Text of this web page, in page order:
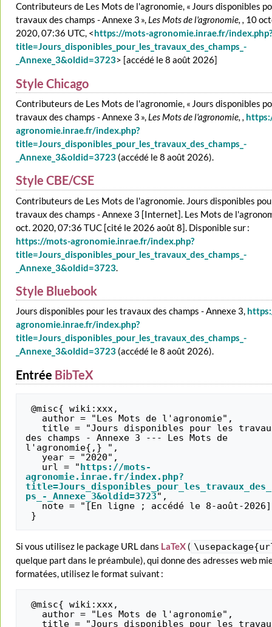
Contributeurs de Les Mots de l'agronomie, « Jours disponibles
travaux des champs - Annexe 3 », Les Mots de l'agronomie, , 10
2020, 07:36 UTC, <https://mots-agronomie.inrae.fr/
title=Jours_disponibles_pour_les_travaux_des_champs_-
_Annexe_3&oldid=3723> [accédé le 8 août 2026]
Style Chicago
Contributeurs de Les Mots de l'agronomie, « Jours disponibles
travaux des champs - Annexe 3 », Les Mots de l'agronomie, ,
agronomie.inrae.fr/index.php?
title=Jours_disponibles_pour_les_travaux_des_champs_-
_Annexe_3&oldid=3723 (accédé le 8 août 2026).
Style CBE/CSE
Contributeurs de Les Mots de l'agronomie. Jours disponibles
travaux des champs - Annexe 3 [Internet]. Les Mots de
oct. 2020, 07:36 TUC [cité le 2026 août 8]. Disponible sur :
https://mots-agronomie.inrae.fr/index.php?
title=Jours_disponibles_pour_les_travaux_des_champs_-
_Annexe_3&oldid=3723.
Style Bluebook
Jours disponibles pour les travaux des champs - Annexe 3,
agronomie.inrae.fr/index.php?
title=Jours_disponibles_pour_les_travaux_des_champs_-
_Annexe_3&oldid=3723 (accédé le 8 août 2026).
Entrée BibTeX
@misc{ wiki:xxx,
des champs - Annexe 3 --- Les Mots de
l'agronomie{,} ",
   url = "
https://mots-
agronomie.inrae.fr/index.php?
ps_-_Annexe_3&oldid=3723",
Si vous utilisez le package URL dans LaTeX (
quelque part dans le préambule), qui donne des adresses web
formatées, utilisez le format suivant :
@misc{ wiki:xxx,